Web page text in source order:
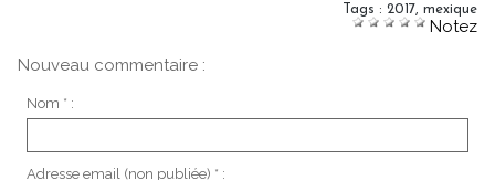
Tags : 2017 mexique
Notez
Nouveau commentaire :
Nom * :
Adresse email (non publiée) * :